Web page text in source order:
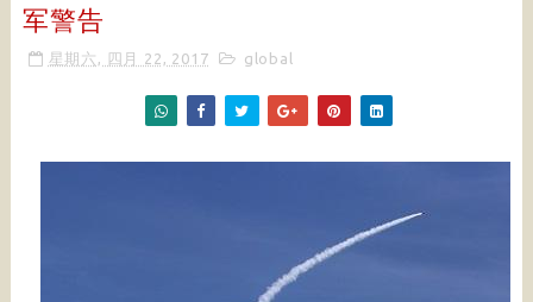
军警告
星期六, 四月 22, 2017 global